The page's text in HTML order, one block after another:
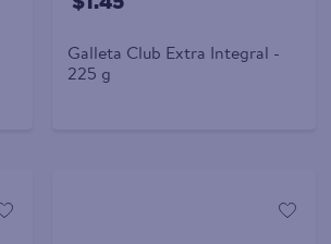
Galleta Club Extra Integral -
225 g